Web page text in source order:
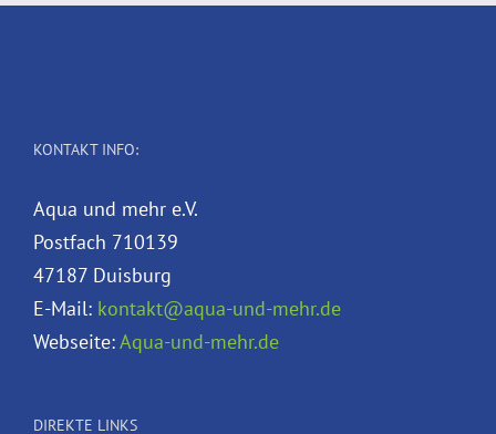
KONTAKT INFO:
Aqua und mehr e.V.
Postfach 710139
47187 Duisburg
E-Mail: kontakt@aqua-und-mehr.de
Webseite:Aqua-und-mehr.de
DIREKTE LINKS